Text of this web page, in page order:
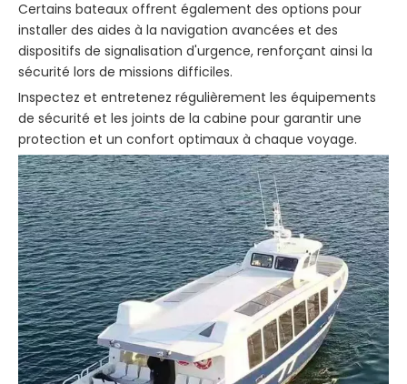
Certains bateaux offrent également des options pour
installer des aides à la navigation avancées et des
dispositifs de signalisation d'urgence, renforçant ainsi la
sécurité lors de missions difficiles.
Inspectez et entretenez régulièrement les équipements
de sécurité et les joints de la cabine pour garantir une
protection et un confort optimaux à chaque voyage.